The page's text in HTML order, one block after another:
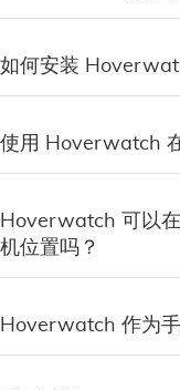
如何安装
使用 Hoverwatch
Hoverwatch 可以
机位置吗？
Hoverwatch 作为